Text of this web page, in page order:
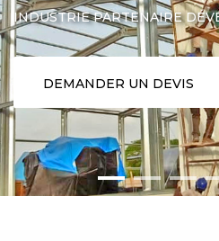
INDUSTRIE PARTENAIRE
DEMANDER UN DEVIS